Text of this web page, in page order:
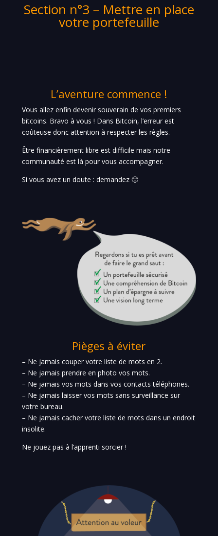
Section n°3 – Mettre en place
votre portefeuille
L’aventure commence !
Vous allez enfin devenir souverain de vos premiers
bitcoins. Bravo à vous ! Dans Bitcoin, l’erreur est
coûteuse donc attention à respecter les règles.
Être financièrement libre est difficile mais notre
communauté est là pour vous accompagner.
Si vous avez un doute : demandez 🙂
Pièges à éviter
– Ne jamais couper votre liste de mots en 2.
– Ne jamais prendre en photo vos mots.
– Ne jamais vos mots dans vos contacts téléphones.
– Ne jamais laisser vos mots sans surveillance sur
votre bureau.
– Ne jamais cacher votre liste de mots dans un endroit
insolite.
Ne jouez pas à l’apprenti sorcier !